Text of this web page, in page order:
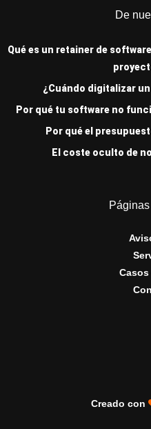
De
Qué es un retainer de
¿Cuándo digitalizar
Por qué tu software no
Por qué el
El coste oculto de
Creado con